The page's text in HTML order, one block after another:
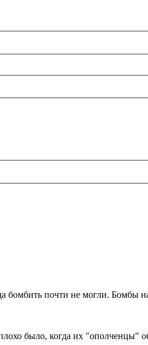
почти не могли. Бомбы
было, когда их "ополченцы"